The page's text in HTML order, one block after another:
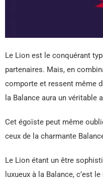
Le Lion est le conquérant
partenaires. Mais, en
comporte et ressent même
la Balance aura un véritable
Cet égoïste peut même
ceux de la charmante
Le Lion étant un être
luxueux à la Balance, c’est